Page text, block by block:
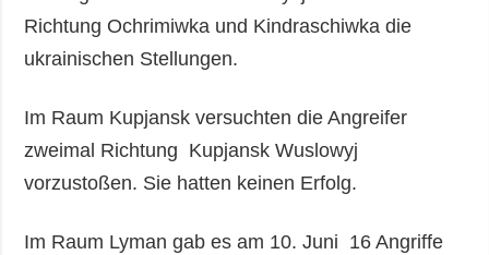
Richtung Ochrimiwka und Kindraschiwka die
ukrainischen Stellungen.
Im Raum Kupjansk versuchten die Angreifer
zweimal Richtung Kupjansk Wuslowyj
vorzustoßen. Sie hatten keinen Erfolg.
Im Raum Lyman gab es am 10. Juni 16 Angriffe